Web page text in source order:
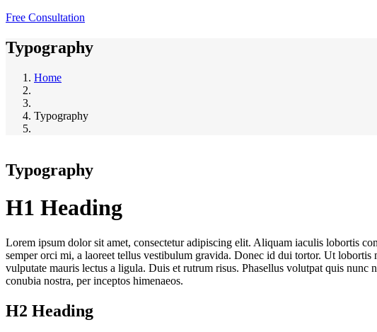
Free Consultation
Typography
Home
Typography
Typography
H1 Heading
Lorem ipsum dolor sit amet, consectetur adipiscing elit. Aliquam iaculis lobortis
semper orci mi, a laoreet tellus vestibulum gravida. Donec id dui tortor. Ut
vulputate mauris lectus a ligula. Duis et rutrum risus. Phasellus volutpat quis
conubia nostra, per inceptos himenaeos.
H2 Heading